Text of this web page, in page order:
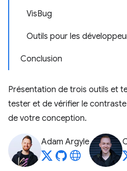
VisBug
Outils pour les
Conclusion
Présentation de trois outils et
tester et de vérifier le
de votre conception.
Adam Argyle